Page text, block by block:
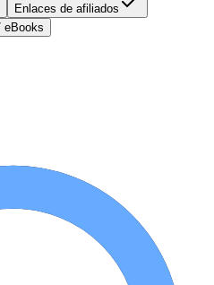
Enlaces de afiliados
eBooks